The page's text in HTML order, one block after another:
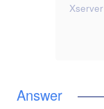
Xserver